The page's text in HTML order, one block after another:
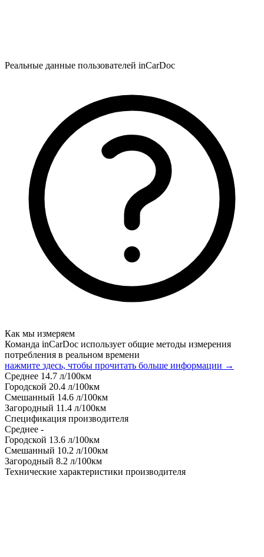
Реальные данные пользователей inCarDoc
Как мы измеряем
Команда inCarDoc использует общие методы измерения
потребления в реальном времени
нажмите здесь, чтобы прочитать больше информации →
Среднее 14.7 л/100км
Городской 20.4 л/100км
Смешанный 14.6 л/100км
Загородный 11.4 л/100км
Спецификация производителя
Среднее -
Городской 13.6 л/100км
Смешанный 10.2 л/100км
Загородный 8.2 л/100км
Технические характеристики производителя